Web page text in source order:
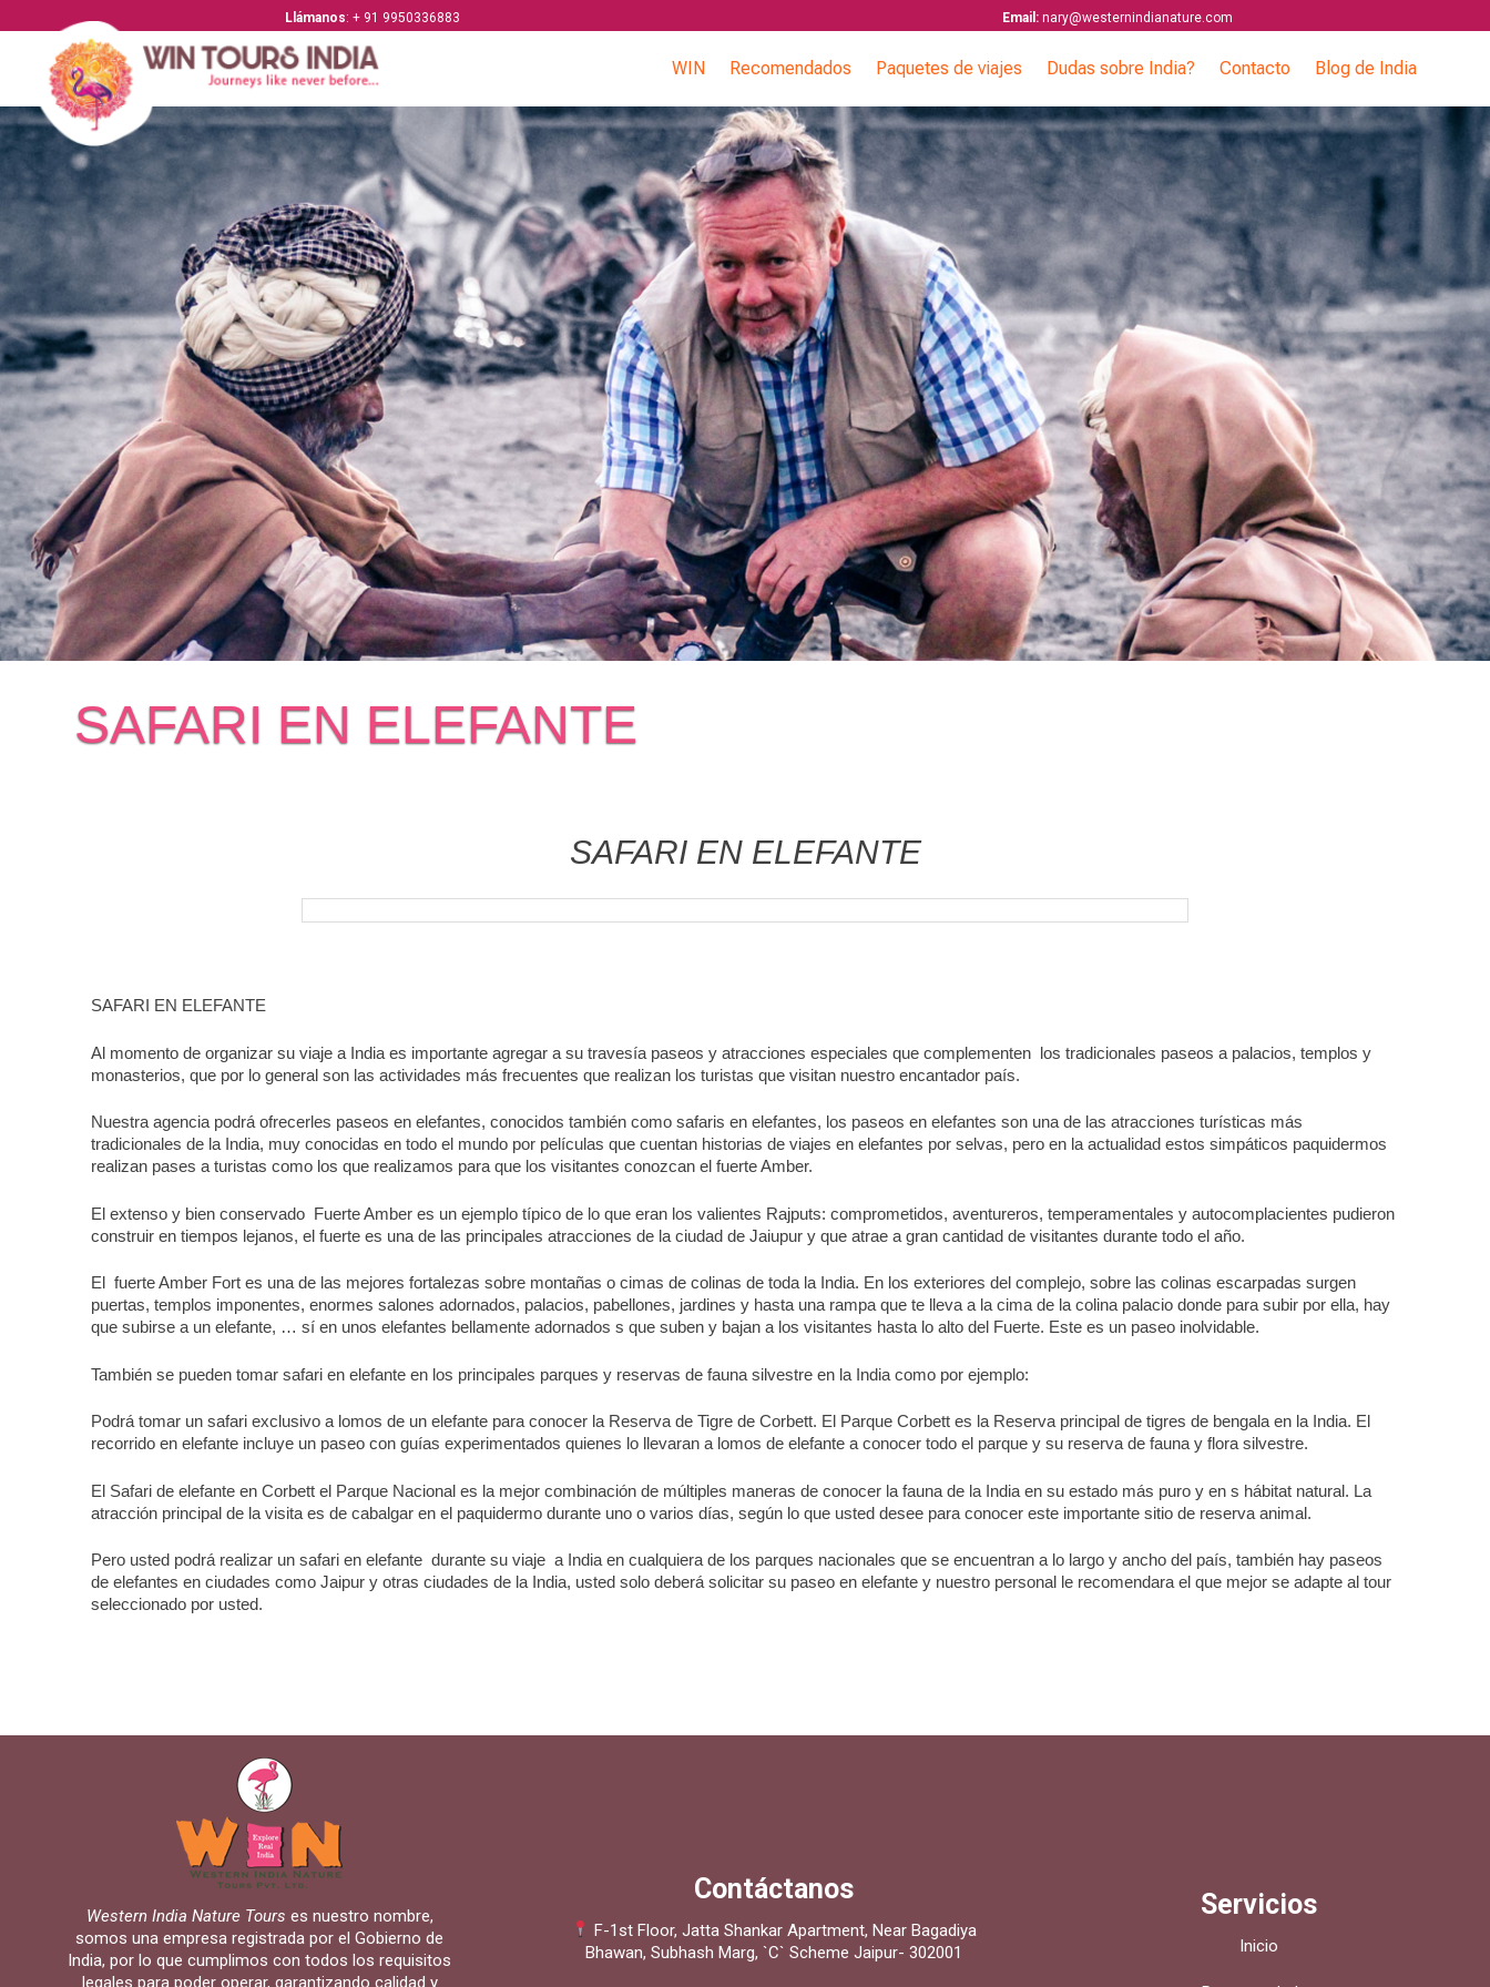
Llámanos: + 91 9950336883 Email: nary@westernindianature.com
WIN Recomendados Paquetes de viajes Dudas sobre India? Contacto Blog de India
SAFARI EN ELEFANTE
SAFARI EN ELEFANTE
SAFARI EN ELEFANTE
Al momento de organizar su viaje a India es importante agregar a su travesía paseos y atracciones especiales que complementen los tradicionales paseos a palacios, templos y
monasterios, que por lo general son las actividades más frecuentes que realizan los turistas que visitan nuestro encantador país.
Nuestra agencia podrá ofrecerles paseos en elefantes, conocidos también como safaris en elefantes, los paseos en elefantes son una de las atracciones turísticas más
tradicionales de la India, muy conocidas en todo el mundo por películas que cuentan historias de viajes en elefantes por selvas, pero en la actualidad estos simpáticos paquidermos
realizan pases a turistas como los que realizamos para que los visitantes conozcan el fuerte Amber.
El extenso y bien conservado Fuerte Amber es un ejemplo típico de lo que eran los valientes Rajputs: comprometidos, aventureros, temperamentales y autocomplacientes pudieron
construir en tiempos lejanos, el fuerte es una de las principales atracciones de la ciudad de Jaiupur y que atrae a gran cantidad de visitantes durante todo el año.
El fuerte Amber Fort es una de las mejores fortalezas sobre montañas o cimas de colinas de toda la India. En los exteriores del complejo, sobre las colinas escarpadas surgen
puertas, templos imponentes, enormes salones adornados, palacios, pabellones, jardines y hasta una rampa que te lleva a la cima de la colina palacio donde para subir por ella, hay
que subirse a un elefante, … sí en unos elefantes bellamente adornados s que suben y bajan a los visitantes hasta lo alto del Fuerte. Este es un paseo inolvidable.
También se pueden tomar safari en elefante en los principales parques y reservas de fauna silvestre en la India como por ejemplo:
Podrá tomar un safari exclusivo a lomos de un elefante para conocer la Reserva de Tigre de Corbett. El Parque Corbett es la Reserva principal de tigres de bengala en la India. El
recorrido en elefante incluye un paseo con guías experimentados quienes lo llevaran a lomos de elefante a conocer todo el parque y su reserva de fauna y flora silvestre.
El Safari de elefante en Corbett el Parque Nacional es la mejor combinación de múltiples maneras de conocer la fauna de la India en su estado más puro y en s hábitat natural. La
atracción principal de la visita es de cabalgar en el paquidermo durante uno o varios días, según lo que usted desee para conocer este importante sitio de reserva animal.
Pero usted podrá realizar un safari en elefante durante su viaje a India en cualquiera de los parques nacionales que se encuentran a lo largo y ancho del país, también hay paseos
de elefantes en ciudades como Jaipur y otras ciudades de la India, usted solo deberá solicitar su paseo en elefante y nuestro personal le recomendara el que mejor se adapte al tour
seleccionado por usted.
Western India Nature Tours es nuestro nombre,
somos una empresa registrada por el Gobierno de
India, por lo que cumplimos con todos los requisitos
legales para poder operar, garantizando calidad y
Contáctanos
F-1st Floor, Jatta Shankar Apartment, Near Bagadiya
Bhawan, Subhash Marg, `C` Scheme Jaipur- 302001
Servicios
Inicio